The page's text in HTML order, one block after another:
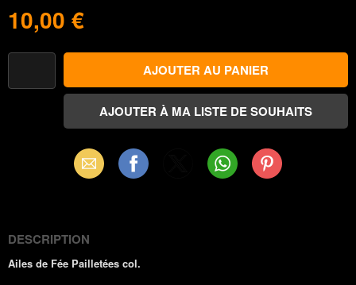
10,00 €
Email Facebook WhatsAppPinterest
DESCRIPTION
Ailes de Fée Pailletées col.